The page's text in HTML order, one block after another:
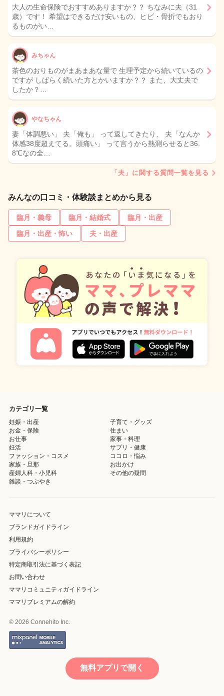
大人の生命保険でおすすめありますか？？ ちなみに夫（31
歳）です！ 希望はできるだけ安いもの、ヒビ・骨折でもおり
るものがい…
みちゃん
茶色のおりものがまあまあな量で 生理予定から続いているの
ですが しばらく続いた方とかいますか？？ また、大丈夫で
したか？…
やなちゃん
妻「体調悪い」 夫「俺も」 って返してきたり、 夫「なんか
体感38度超えてる。頭痛い」 って言うから熱測らせると36.
8℃なの全…
「夫」に関する質問一覧を見る
みんなの口コミ・体験談まとめから見る
臨月・義母 臨月・結婚式
臨月・出産
臨月・出産・怖い
夫・出産
カテゴリ一覧
妊娠・出産
子育て・グッズ
お金・保険
住まい
お仕事
家事・料理
妊活
サプリ・健康
ファッション・コスメ
ココロ・悩み
家族・旦那
お出かけ
産婦人科・小児科
その他の疑問
雑談・つぶやき
ママリについて
ブランドガイドライン
利用規約
プライバシーポリシー
特定商取引法に基づく表記
お問い合わせ
ママリコミュニティガイドライン
ママリプレミアムの解約
© 2026 Connehito Inc.
無料アプリで開く